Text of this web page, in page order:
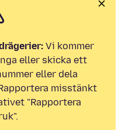
Vi kommer
eller skicka ett
eller dela
misstänkt
"Rapportera